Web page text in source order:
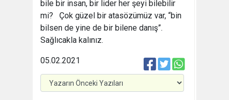
bile bir insan, bir lider her şeyi bilebilir
mi? Çok güzel bir atasözümüz var, “bin
bilsen de yine de bir bilene danış”.
Sağlıcakla kalınız.
05.02.2021